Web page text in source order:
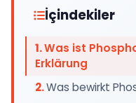
İçindekiler
Was ist
Erklärung
Was bewirkt